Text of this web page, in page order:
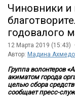
Чиновники и
годовалого
12 Марта 2019 (15:43) ·
Автор: Мадина
Группа волонтеров
акиматом города
целью сбора
сообщает пресс-